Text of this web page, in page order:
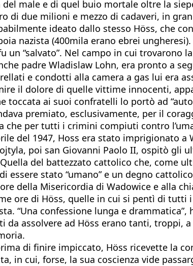
male e di quel buio mortale oltre la
di due milioni e mezzo di cadaveri, in
ideato dallo stesso Höss, che
nazista (400mila erano ebrei
un “salvato”. Nel campo in cui
padre Wladislaw Lohn, era pronto a
e condotti alla camera a gas lui era
il dolore di quelle vittime innocenti,
toccata ai suoi confratelli lo portò ad
premiato, esclusivamente, per il
che per tutti i crimini compiuti contro
del 1947, Hoss era stato imprigionato a
poi san Giovanni Paolo II, ospitò gli
del battezzato cattolico che, come
essere stato “umano” e un degno
della Misericordia di Wadowice e alla
ore di Höss, quelle in cui si pentì di tutti
“Una confessione lunga e
da assolvere ad Höss erano tanti,
di finire impiccato, Höss ricevette la
in cui, forse, la sua coscienza vide